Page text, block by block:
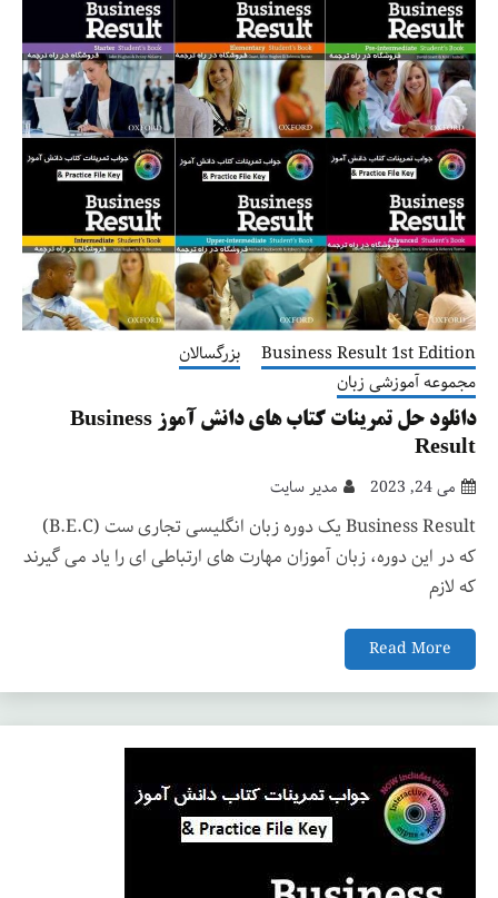
Business Result 1st Edition
بزرگسالان
مجموعه آموزشی زبان
دانلود حل تمرینات کتاب های دانش آموز Business
Result
می 24, 2023 مدیر سایت
Business Result یک دوره زبان انگلیسی تجاری ست (B.E.C)
که در این دوره، زبان آموزان مهارت های ارتباطی ای را یاد می گیرند
که لازم
Read More